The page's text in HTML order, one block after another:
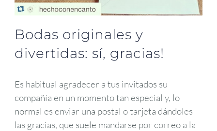
Bodas originales y
divertidas: sí, gracias!
Es habitual agradecer a tus invitados su
compañía en un momento tan especial y, lo
normal es enviar una postal o tarjeta dándoles
las gracias, que suele mandarse por correo a la